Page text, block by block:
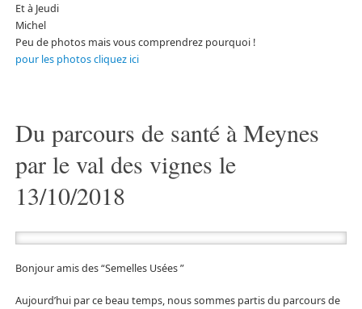
Et à Jeudi
Michel
Peu de photos mais vous comprendrez pourquoi !
pour les photos cliquez ici
Du parcours de santé à Meynes
par le val des vignes le
13/10/2018
Bonjour amis des “Semelles Usées ”
Aujourd’hui par ce beau temps, nous sommes partis du parcours de